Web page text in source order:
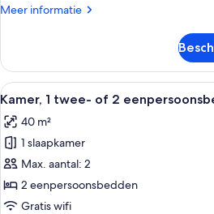
Meer informatie
Meer
Alle
foto's
voor
Kamer,
1
twee-
of
Een
5
Kamer, 1 twee- of 2
40 m²
1 slaapkamer
Max. aantal: 2
2 eenpersoonsbedden
Gratis wifi